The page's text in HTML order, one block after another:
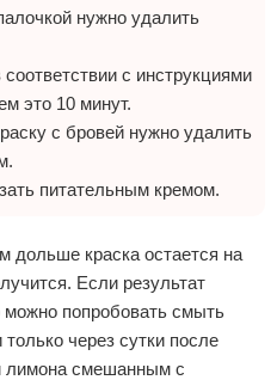
нужно удалить
с инструкциями
это 10 минут.
с бровей нужно удалить
питательным кремом.
дольше краска остается на
Если результат
можно попробовать смыть
через сутки после
лимона смешанным с